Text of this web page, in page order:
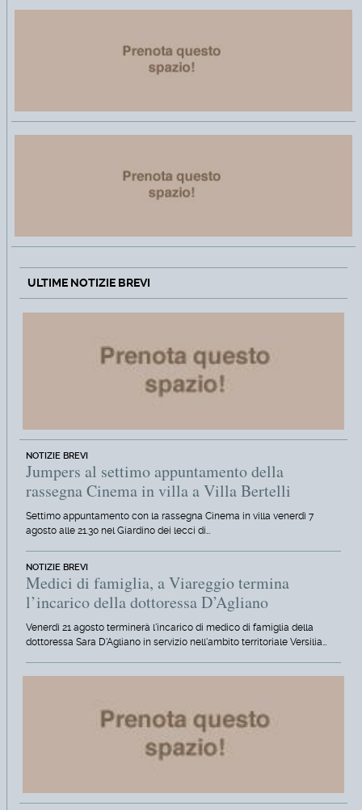
ULTIME NOTIZIE BREVI
NOTIZIE BREVI
Jumpers al settimo appuntamento della
rassegna Cinema in villa a Villa Bertelli
Settimo appuntamento con la rassegna Cinema in villa venerdì 7
agosto alle 21.30 nel Giardino dei lecci di…
NOTIZIE BREVI
Medici di famiglia, a Viareggio termina
l’incarico della dottoressa D’Agliano
Venerdì 21 agosto terminerà l'incarico di medico di famiglia della
dottoressa Sara D'Agliano in servizio nell'ambito territoriale Versilia…